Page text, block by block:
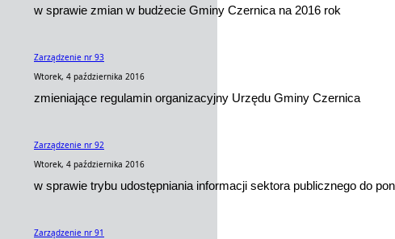
w sprawie zmian w budżecie Gminy Czernica na 2016 rok
Zarządzenie nr 93
Wtorek, 4 października 2016
zmieniające regulamin organizacyjny Urzędu Gminy Czernica
Zarządzenie nr 92
Wtorek, 4 października 2016
w sprawie trybu udostępniania informacji sektora publicznego do
Zarządzenie nr 91